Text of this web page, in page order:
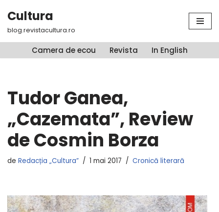
Sari
conținut
Cultura
blog.revistacultura.ro
Camera de ecou Revista In English
Tudor Ganea,
„Cazemata”, Review
de Cosmin Borza
de Redacția „Cultura” 1 mai 2017 Cronică literară